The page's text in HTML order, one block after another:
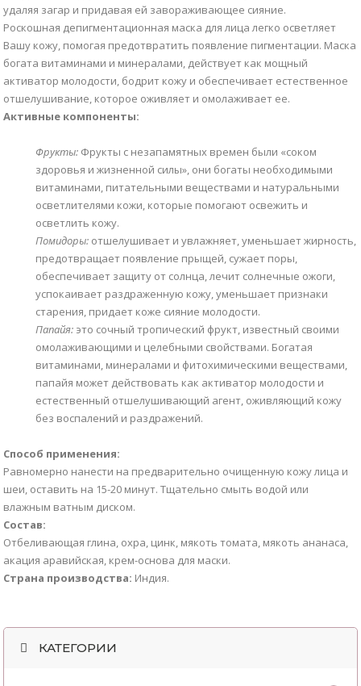
удаляя загар и придавая ей завораживающее сияние.
Роскошная депигментационная маска для лица легко осветляет
Вашу кожу, помогая предотвратить появление пигментации. Маска
богата витаминами и минералами, действует как мощный
активатор молодости, бодрит кожу и обеспечивает естественное
отшелушивание, которое оживляет и омолаживает ее.
Активные компоненты:
Фрукты: Фрукты с незапамятных времен были «соком
здоровья и жизненной силы», они богаты необходимыми
витаминами, питательными веществами и натуральными
осветлителями кожи, которые помогают освежить и
осветлить кожу.
Помидоры: отшелушивает и увлажняет, уменьшает жирность,
предотвращает появление прыщей, сужает поры,
обеспечивает защиту от солнца, лечит солнечные ожоги,
успокаивает раздраженную кожу, уменьшает признаки
старения, придает коже сияние молодости.
Папайя: это сочный тропический фрукт, известный своими
омолаживающими и целебными свойствами. Богатая
витаминами, минералами и фитохимическими веществами,
папайя может действовать как активатор молодости и
естественный отшелушивающий агент, оживляющий кожу
без воспалений и раздражений.
Способ применения:
Равномерно нанести на предварительно очищенную кожу лица и
шеи, оставить на 15-20 минут. Тщательно смыть водой или
влажным ватным диском.
Состав:
Отбеливающая глина, охра, цинк, мякоть томата, мякоть ананаса,
акация аравийская, крем-основа для маски.
Страна производства: Индия.
КАТЕГОРИИ